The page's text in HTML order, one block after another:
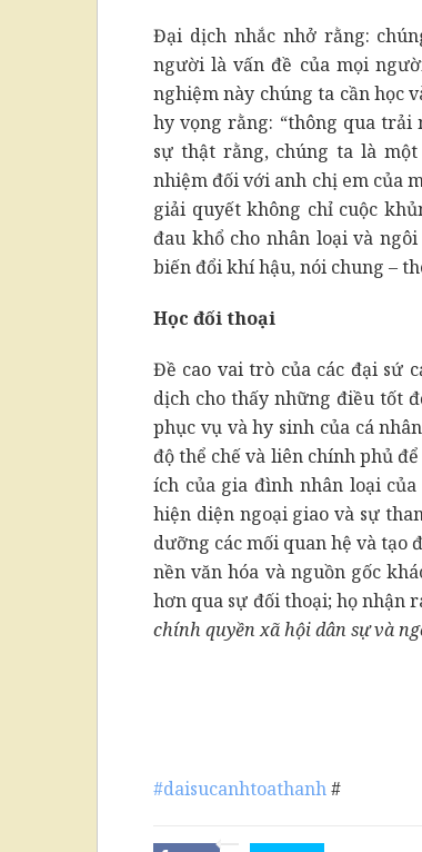
Đại dịch nhắc nhở rằng:
người là vấn đề của mọi
nghiệm này chúng ta cần học
hy vọng rằng: “thông qua trải
sự thật rằng, chúng ta là
nhiệm đối với anh chị em của
giải quyết không chỉ cuộc
đau khổ cho nhân loại và
biến đổi khí hậu, nói chung –
Học đối thoại
Đề cao vai trò của các đại sứ
dịch cho thấy những điều tốt
phục vụ và hy sinh của cá
độ thể chế và liên chính phủ
ích của gia đình nhân loại
hiện diện ngoại giao và sự
dưỡng các mối quan hệ và
nền văn hóa và nguồn gốc
hơn qua sự đối thoại; họ nhận
chính quyền xã hội dân sự và
#daisucanhtoathanh#